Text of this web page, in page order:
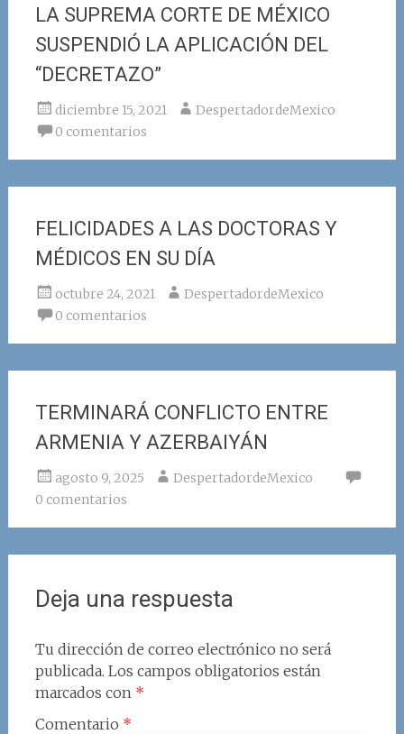
LA SUPREMA CORTE DE MÉXICO
SUSPENDIÓ LA APLICACIÓN DEL
“DECRETAZO”
diciembre 15, 2021
DespertadordeMexico
0 comentarios
FELICIDADES A LAS DOCTORAS Y
MÉDICOS EN SU DÍA
octubre 24, 2021
DespertadordeMexico
0 comentarios
TERMINARÁ CONFLICTO ENTRE
ARMENIA Y AZERBAIYÁN
agosto 9, 2025
DespertadordeMexico
0 comentarios
Deja una respuesta
Tu dirección de correo electrónico no será
publicada. Los campos obligatorios están
marcados con *
Comentario *